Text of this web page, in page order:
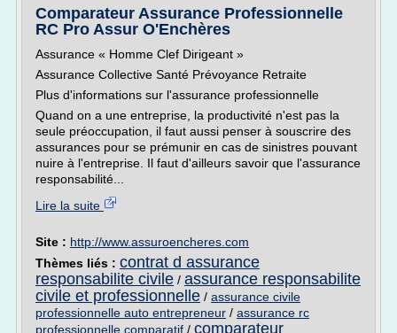
Comparateur Assurance Professionnelle
RC Pro Assur O'Enchères
Assurance « Homme Clef Dirigeant »
Assurance Collective Santé Prévoyance Retraite
Plus d'informations sur l'assurance professionnelle
Quand on a une entreprise, la productivité n'est pas la
seule préoccupation, il faut aussi penser à souscrire des
assurances pour se prémunir en cas de sinistres pouvant
nuire à l'entreprise. Il faut d'ailleurs savoir que l'assurance
responsabilité...
Lire la suite
Site : http://www.assuroencheres.com
Thèmes liés : contrat d assurance
responsabilite civile / assurance responsabilite
civile et professionnelle / assurance civile
professionnelle auto entrepreneur / assurance rc
professionnelle comparatif / comparateur